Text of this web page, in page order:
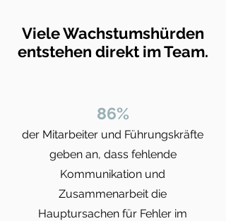
Viele Wachstumshürden
entstehen direkt im Team.
86%
der Mitarbeiter und Führungskräfte
geben an, dass fehlende
Kommunikation und
Zusammenarbeit die
Hauptursachen für Fehler im